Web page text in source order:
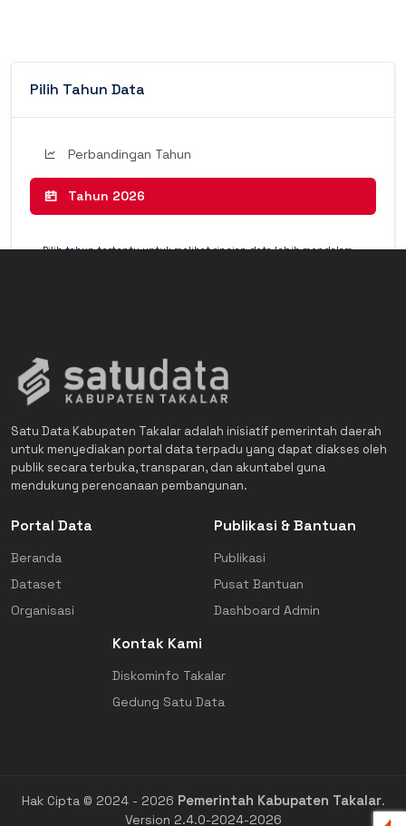
Pilih Tahun Data
Perbandingan Tahun
Tahun 2026
Pilih tahun tertentu untuk melihat rincian data lebih mendalam
Satu Data Kabupaten Takalar adalah inisiatif pemerintah daerah
untuk menyediakan portal data terpadu yang dapat diakses oleh
publik secara terbuka, transparan, dan akuntabel guna
mendukung perencanaan pembangunan.
Portal Data
Beranda
Dataset
Organisasi
Publikasi & Bantuan
Publikasi
Pusat Bantuan
Dashboard Admin
Kontak Kami
Diskominfo Takalar
Gedung Satu Data
Hak Cipta © 2024 - 2026 Pemerintah Kabupaten Takalar.
Version 2.4.0-2024-2026